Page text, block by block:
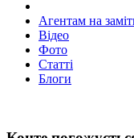
Агентам на
Відео
Фото
Статті
Блоги